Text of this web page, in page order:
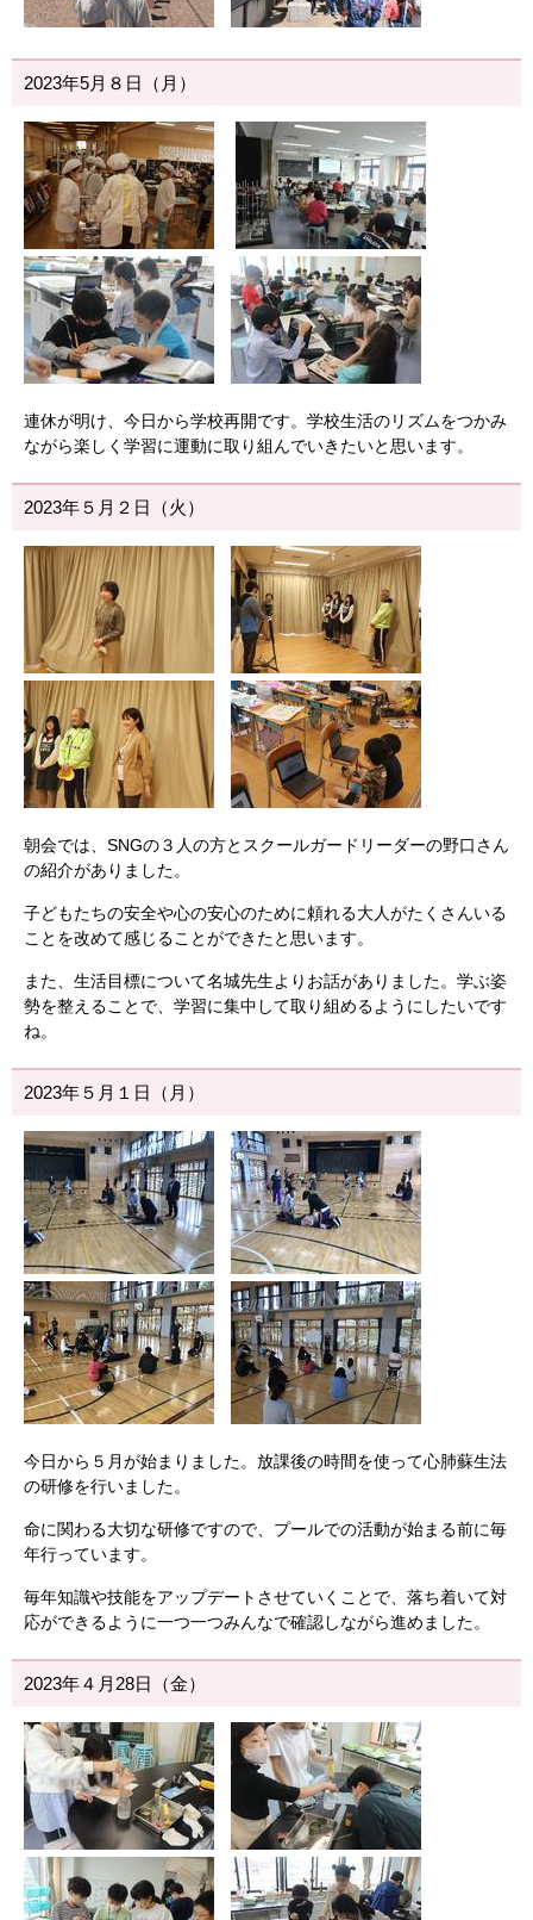
2023年5月８日（月）
連休が明け、今日から学校再開です。学校生活のリズムをつかみ
ながら楽しく学習に運動に取り組んでいきたいと思います。
2023年５月２日（火）
朝会では、SNGの３人の方とスクールガードリーダーの野口さん
の紹介がありました。
子どもたちの安全や心の安心のために頼れる大人がたくさんいる
ことを改めて感じることができたと思います。
また、生活目標について名城先生よりお話がありました。学ぶ姿
勢を整えることで、学習に集中して取り組めるようにしたいです
ね。
2023年５月１日（月）
今日から５月が始まりました。放課後の時間を使って心肺蘇生法
の研修を行いました。
命に関わる大切な研修ですので、プールでの活動が始まる前に毎
年行っています。
毎年知識や技能をアップデートさせていくことで、落ち着いて対
応ができるように一つ一つみんなで確認しながら進めました。
2023年４月28日（金）